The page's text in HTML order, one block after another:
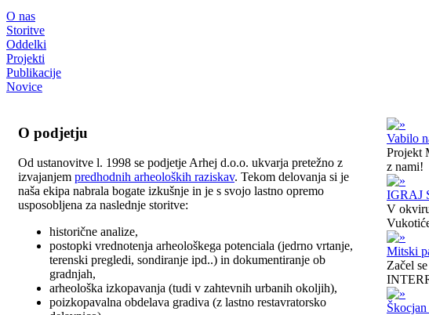
O nas
Storitve
Oddelki
Projekti
Publikacije
Novice
O podjetju
Od ustanovitve l. 1998 se podjetje Arhej d.o.o. ukvarja pretežno z
izvajanjem predhodnih arheoloških raziskav. Tekom delovanja si je
naša ekipa nabrala bogate izkušnje in je s svojo lastno opremo
usposobljena za naslednje storitve:
historične analize,
postopki vrednotenja arheološkega potenciala (jedrno vrtanje,
terenski pregledi, sondiranje ipd..) in dokumentiranje ob
gradnjah,
arheološka izkopavanja (tudi v zahtevnih urbanih okoljih),
poizkopavalna obdelava gradiva (z lastno restavratorsko
Vabilo
Projekt
z nami!
IGRAJ
V
Mitski
Začel